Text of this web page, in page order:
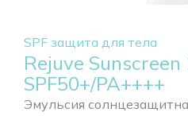
SPF защита для тела
Rejuve Sunscreen
SPF50+/PA++++
Эмульсия